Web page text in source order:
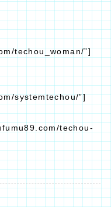
techou_woman/”]
systemtechou/”]
techou-